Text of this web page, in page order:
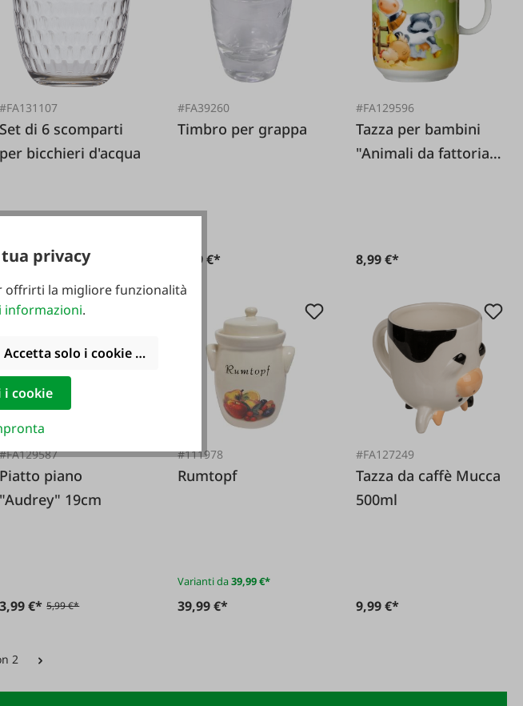
#FA131107
Set di 6 scomparti
per bicchieri d'acqua
8,99 €*
#FA39260
Timbro per grappa
1,79 €*
#FA129596
Tazza per bambini
"Animali da fattoria"
8,99 €*
#FA129587
Piatto piano
"Audrey" 19cm
3,99 €* 5,99 €*
#111978
Rumtopf
Varianti da39,99 €*
39,99 €*
#FA127249
Tazza da caffè Mucca
500ml
9,99 €*
2
privacy
offrirti la migliore funzionalità
informazioni.
Accetta solo i cookie funzionali
cookie